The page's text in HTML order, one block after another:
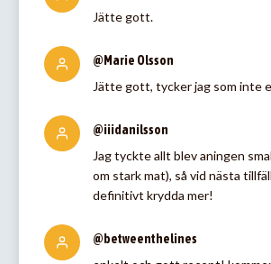
Jätte gott.
@Marie Olsson
Jätte gott, tycker jag som inte
@iiidanilsson
Jag tyckte allt blev aningen
om stark mat), så vid nästa
definitivt krydda mer!
@betweenthelines